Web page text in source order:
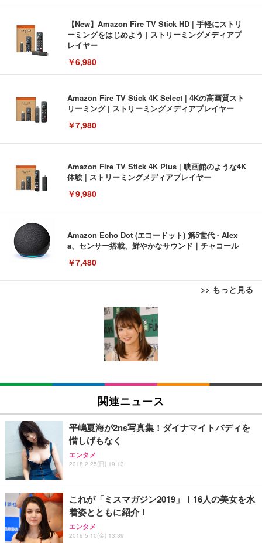
【New】Amazon Fire TV Stick HD | 手軽にストリ
ーミングをはじめよう | ストリーミングメディアプ
レイヤー
￥6,980
Amazon Fire TV Stick 4K Select | 4Kの高画質スト
リーミング | ストリーミングメディアプレイヤー
￥7,980
Amazon Fire TV Stick 4K Plus | 映画館のような4K
体験 | ストリーミングメディアプレイヤー
￥9,980
Amazon Echo Dot (エコードット) 第5世代 - Alex
a、センサー搭載、鮮やかなサウンド｜チャコール
￥7,480
>> もっと見る
[EdoErgo] オフィスチェア 椅子 テレワーク 疲れな
い 跳ね上げ式アームレスト コンパクト 約105度ロッ
キング pc 事務椅子 360度回転 座面昇降 強化ナイロ
ン樹脂ベース 通気性メッシュ 在宅ワーク H-WY01
(黒網+黒枠+黒足)
SIHOO B100 オフィスチェア／デスクチェア メッシ
ュチェア 人間工学 疲れない ブラック
￥27,999
Sezlife オフィスチェア デスクチェア 疲れない テレ
ワーク チェア 強化バックレスト 30度ロッキング機
能 人間工学 椅子 腰サポート 90度跳ね上げ式アーム
ョン PCチェア 通気性メッシュ ゲーミング/勉強/事
務用 おしゃれ パソコンチェア (ブラック)
Sezlife オフィスチェア デスクチェア 疲れない テレ
ワーク チェア 強化バックレスト 30度ロッキング機
能 人間工学 椅子 腰サポート 90度跳ね上げ式アーム
EIZO ビジネス向けプレミアムモニター | FlexScan
EV3240X-WT | 31.5型4K UHD・USB Type-C・ホワ
￥105,595
EIZO ビジネス向けプレミアムモニター | FlexScan
【純正品】27"ゲーミングモニター DualSense 充電
フック付き（CFI-ZDM1J）
【整備済み品】Dell E2724HS 27インチ 液晶モニタ
ー フルHD（1920×1080）VA 非光沢 HDMI/DisplayP
ort/VGA スピーカー内蔵 高さ調整 スイベル VESA対
Amazonベーシック ペットシーツ 薄型 レギュラー 1
回使い捨て 無香料 ホワイト 300枚
Amazonベーシック ペットシーツ 厚型 ワイド 42枚
x2袋(84枚) ホワイト(吸収面:ライトブルー)
￥3,234
ネオ・ルーライフ ネオ・オムツ L 中型犬用 26枚入
り 単品
Smart Basic(スマートベーシック) 【Amazon.co.jp
限定】 Smart Basic アイリスオーヤマ ペットシーツ
超厚型 お徳用 ワイド 100枚入 (x 1) (ケース販売)
関連ニュース
平嶋夏海が2ns写真集！ダイナマイトバディを
惜しげもなく
エンタメ
2018.2.25(日) 19:13
これが「ミスマガジン2019」！16人の美女を水
着姿とともに紹介！
エンタメ
2019.5.10(金) 13:39